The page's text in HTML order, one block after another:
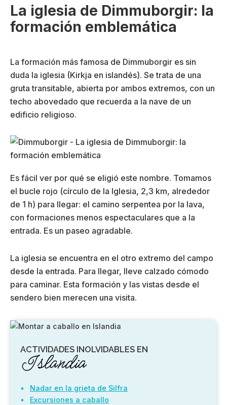
La iglesia de Dimmuborgir: la
formación emblemática
La formación más famosa de Dimmuborgir es sin
duda la iglesia (Kirkja en islandés). Se trata de una
gruta transitable, abierta por ambos extremos, con un
techo abovedado que recuerda a la nave de un
edificio religioso.
Es fácil ver por qué se eligió este nombre. Tomamos
el bucle rojo (círculo de la Iglesia, 2,3 km, alrededor
de 1 h) para llegar: el camino serpentea por la lava,
con formaciones menos espectaculares que a la
entrada. Es un paseo agradable.
La iglesia se encuentra en el otro extremo del campo
desde la entrada. Para llegar, lleve calzado cómodo
para caminar. Esta formación y las vistas desde el
sendero bien merecen una visita.
ACTIVIDADES INOLVIDABLES EN
Islandia
Nadar en la grieta de Silfra
Excursiones a caballo